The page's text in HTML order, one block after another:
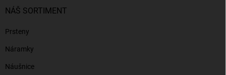
NÁŠ SORTIMENT
Prsteny
Náramky
Náušnice